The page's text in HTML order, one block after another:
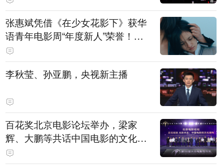
张惠斌凭借《在少女花影下》获华
语青年电影周“年度新人”荣誉！该
电影全程在广州取景，采用粤语对
白，主演均为广州本土演员
李秋莹、孙亚鹏，央视新主播
百花奖北京电影论坛举办，梁家
辉、大鹏等共话中国电影的文化建
构